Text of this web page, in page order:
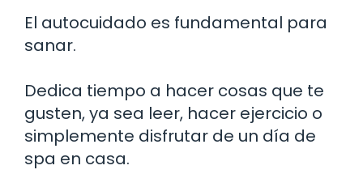
El autocuidado es fundamental para
sanar.
Dedica tiempo a hacer cosas que te
gusten, ya sea leer, hacer ejercicio o
simplemente disfrutar de un día de
spa en casa.